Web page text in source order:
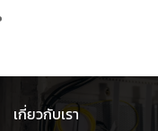
เกี่ยวกับเรา